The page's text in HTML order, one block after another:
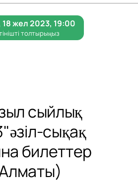
сыйлық
сықақ
билеттер